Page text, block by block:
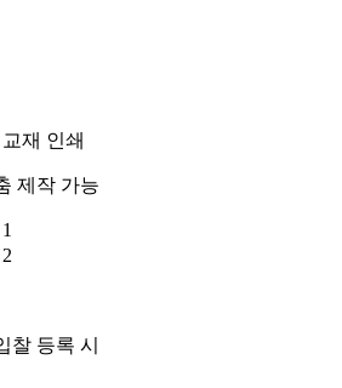
재 인쇄
제작 가능
찰 등록 시